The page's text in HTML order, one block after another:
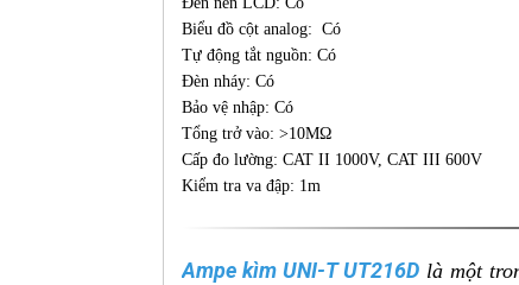
Biểu đồ cột analog: Có
Tự động tắt nguồn: Có
Đèn nháy: Có
Bảo vệ nhập: Có
Tổng trở vào: >10MΩ
Cấp đo lường: CAT II 1000V, CAT III 600V
Kiểm tra va đập: 1m
Ampe kìm UNI-T UT216D là một